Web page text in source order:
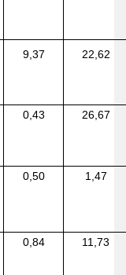
9,37 22,62
0,43 26,67
0,50 1,47
0,84 11,73